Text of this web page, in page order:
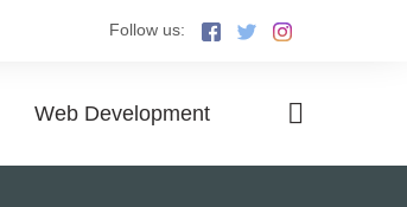
Follow us:
Web Development